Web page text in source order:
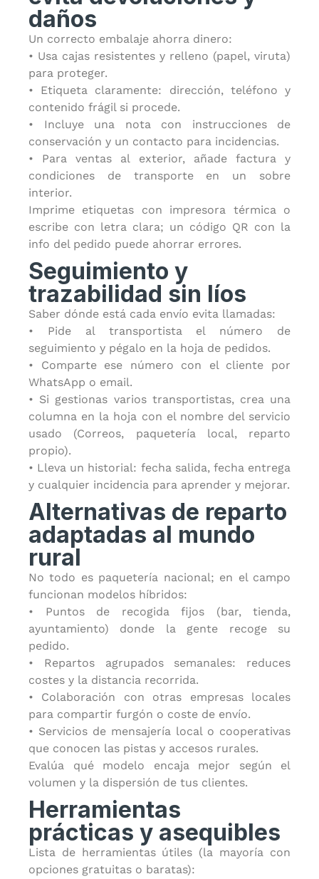
daños
Un correcto embalaje ahorra dinero:
• Usa cajas resistentes y relleno (papel, viruta)
para proteger.
• Etiqueta claramente: dirección, teléfono y
contenido frágil si procede.
• Incluye una nota con instrucciones de
conservación y un contacto para incidencias.
• Para ventas al exterior, añade factura y
condiciones de transporte en un sobre
interior.
Imprime etiquetas con impresora térmica o
escribe con letra clara; un código QR con la
info del pedido puede ahorrar errores.
Seguimiento y
trazabilidad sin líos
Saber dónde está cada envío evita llamadas:
• Pide al transportista el número de
seguimiento y pégalo en la hoja de pedidos.
• Comparte ese número con el cliente por
WhatsApp o email.
• Si gestionas varios transportistas, crea una
columna en la hoja con el nombre del servicio
usado (Correos, paquetería local, reparto
propio).
• Lleva un historial: fecha salida, fecha entrega
y cualquier incidencia para aprender y mejorar.
Alternativas de reparto
adaptadas al mundo
rural
No todo es paquetería nacional; en el campo
funcionan modelos híbridos:
• Puntos de recogida fijos (bar, tienda,
ayuntamiento) donde la gente recoge su
pedido.
• Repartos agrupados semanales: reduces
costes y la distancia recorrida.
• Colaboración con otras empresas locales
para compartir furgón o coste de envío.
• Servicios de mensajería local o cooperativas
que conocen las pistas y accesos rurales.
Evalúa qué modelo encaja mejor según el
volumen y la dispersión de tus clientes.
Herramientas
prácticas y asequibles
Lista de herramientas útiles (la mayoría con
opciones gratuitas o baratas):